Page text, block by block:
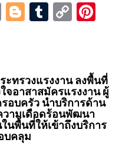
EmailBlogger
Tumblr
Copy
ทรวงแรงงาน ลงพื้นที่
จอาสาสมัครแรงงาน ผู้
อบครัว นำบริการด้าน
ามเดือดร้อนพัฒนา
พื้นที่ให้เข้าถึงบริการ
บคลุม